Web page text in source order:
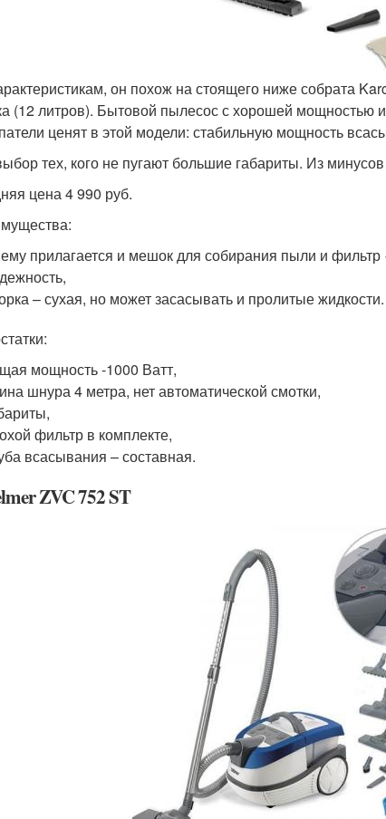
он похож на стоящего ниже собрата
(12 литров). Бытовой пылесос с хорошей мощностью
ценят в этой модели: стабильную мощность
тех, кого не пугают большие габариты. Из
цена 4 990 руб.
прилагается и мешок для собирания пыли и
– сухая, но может засасывать и пролитые жидкости.
мощность -1000 Ватт,
шнура 4 метра, нет автоматической смотки,
фильтр в комплекте,
всасывания – составная.
ZVC 752 ST